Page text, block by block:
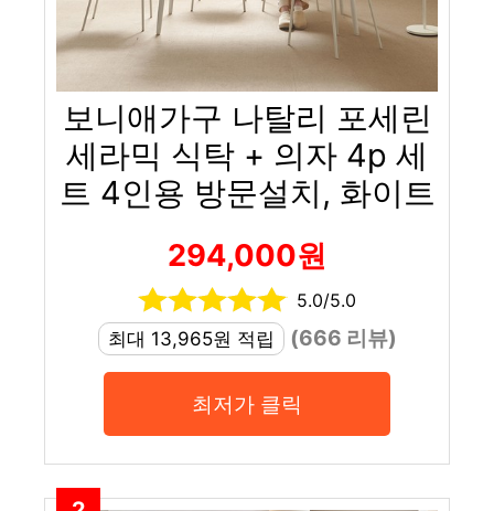
보니애가구 나탈리 포세린
세라믹 식탁 + 의자 4p 세
트 4인용 방문설치, 화이트
294,000원
5.0/5.0
최대 13,965원 적립
(666 리뷰)
최저가 클릭